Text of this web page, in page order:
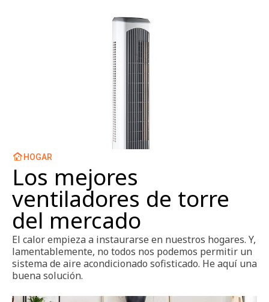
HOGAR
Los mejores
ventiladores de torre
del mercado
El calor empieza a instaurarse en nuestros hogares. Y,
lamentablemente, no todos nos podemos permitir un
sistema de aire acondicionado sofisticado. He aquí una
buena solución.